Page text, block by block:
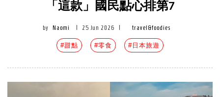
「這款」國民點心排第7
by Naomi 25 Jun 2026 travel&foodies
#甜點 #零食 #日本旅遊